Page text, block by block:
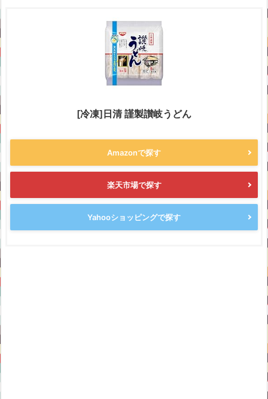
[冷凍]日清 謹製讃岐うどん
Amazonで探す
楽天市場で探す
Yahooショッピングで探す